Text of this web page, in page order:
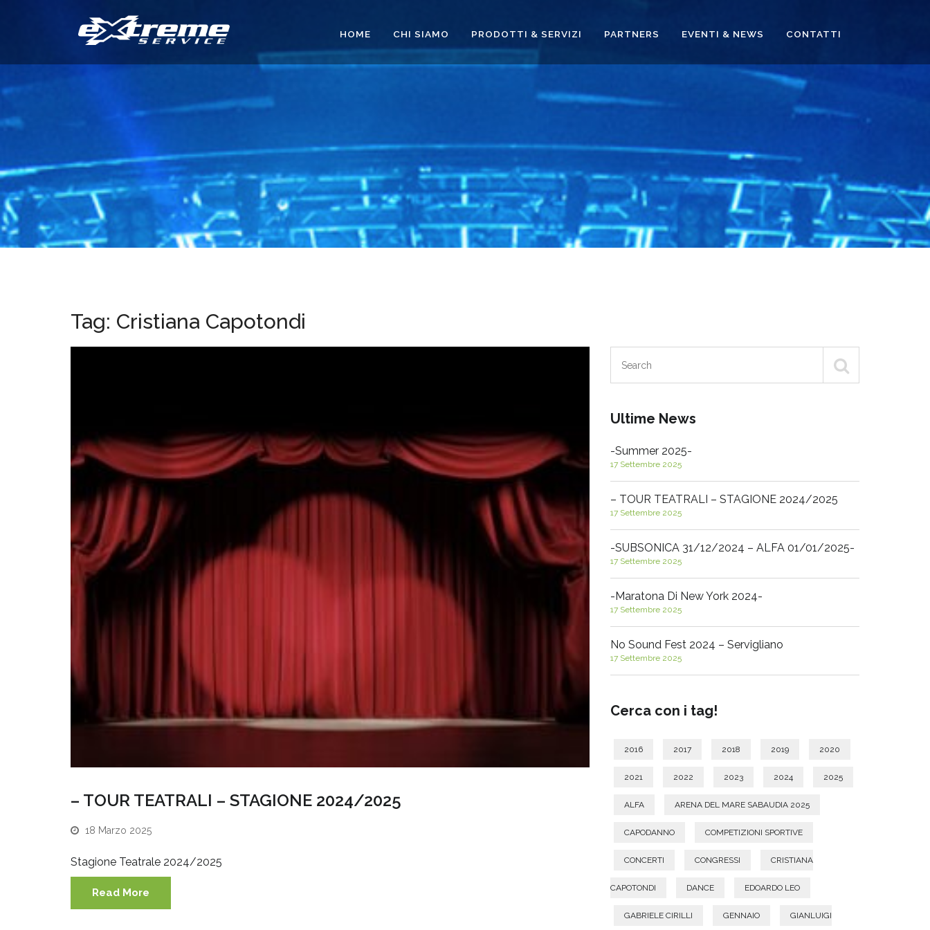
HOME CHI SIAMO PRODOTTI & SERVIZI PARTNERS EVENTI & NEWS CONTATTI
Tag: Cristiana Capotondi
– TOUR TEATRALI – STAGIONE 2024/2025
18 Marzo 2025
Stagione Teatrale 2024/2025
Read More
Ultime News
-Summer 2025-
17 Settembre 2025
– TOUR TEATRALI – STAGIONE 2024/2025
17 Settembre 2025
-SUBSONICA 31/12/2024 – ALFA 01/01/2025-
17 Settembre 2025
-Maratona Di New York 2024-
17 Settembre 2025
No Sound Fest 2024 – Servigliano
17 Settembre 2025
Cerca con i tag!
2016 2017 2018 2019 2020
2021 2022 2023 2024 2025
ALFA ARENA DEL MARE SABAUDIA 2025
CAPODANNO COMPETIZIONI SPORTIVE
CONCERTI CONGRESSI CRISTIANA
CAPOTONDI DANCE EDOARDO LEO
GABRIELE CIRILLI GENNAIO GIANLUIGI